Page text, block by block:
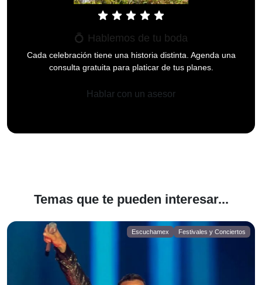
star star star star star
💍 Hablemos de tu boda
Cada celebración tiene una historia distinta. Agenda una
consulta gratuita para platicar de tus planes.
Hablar con un asesor
Temas que te pueden interesar...
Escuchamex Festivales y Conciertos